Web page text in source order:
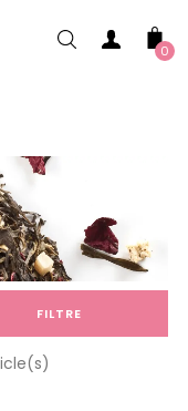
0
FILTRE